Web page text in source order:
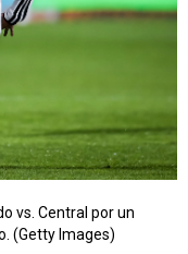
vs. Central por un
(Getty Images)